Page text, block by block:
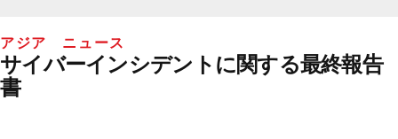
アジア ニュース
サイバーインシデントに関する最終報告
書